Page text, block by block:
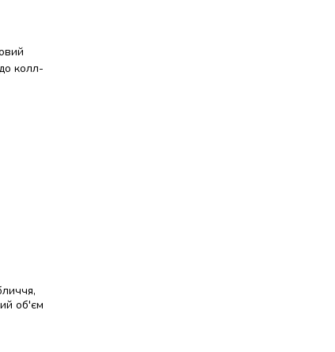
колл-
об'єм